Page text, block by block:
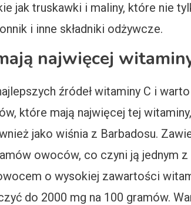
jak truskawki i maliny, które nie
i inne składniki odżywcze.
najwięcej
źródeł witaminy C i
które mają najwięcej tej
jako wiśnia z Barbadosu.
owoców, co czyni ją jednym
o wysokiej zawartości
do 2000 mg na 100 gramów.